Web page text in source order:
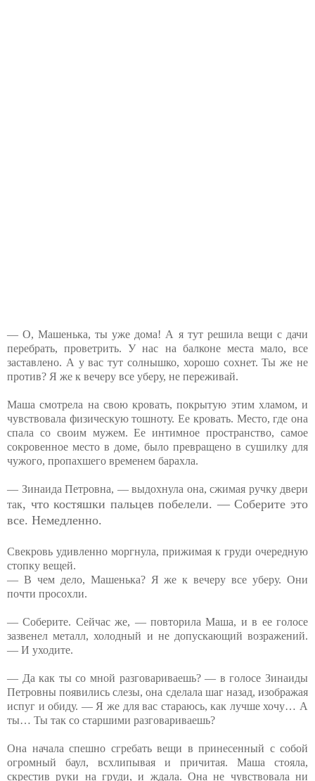
— О, Машенька, ты уже дома! А я тут решила вещи с дачи
перебрать, проветрить. У нас на балконе места мало, все
заставлено. А у вас тут солнышко, хорошо сохнет. Ты же не
против? Я же к вечеру все уберу, не переживай.
Маша смотрела на свою кровать, покрытую этим хламом, и
чувствовала физическую тошноту. Ее кровать. Место, где она
спала со своим мужем. Ее интимное пространство, самое
сокровенное место в доме, было превращено в сушилку для
чужого, пропахшего временем барахла.
— Зинаида Петровна, — выдохнула она, сжимая ручку двери
так, что костяшки пальцев побелели. — Соберите это
все. Немедленно.
Свекровь удивленно моргнула, прижимая к груди очередную
стопку вещей.
— В чем дело, Машенька? Я же к вечеру все уберу. Они
почти просохли.
— Соберите. Сейчас же, — повторила Маша, и в ее голосе
зазвенел металл, холодный и не допускающий возражений.
— И уходите.
— Да как ты со мной разговариваешь? — в голосе Зинаиды
Петровны появились слезы, она сделала шаг назад, изображая
испуг и обиду. — Я же для вас стараюсь, как лучше хочу… А
ты… Ты так со старшими разговариваешь?
Она начала спешно сгребать вещи в принесенный с собой
огромный баул, всхлипывая и причитая. Маша стояла,
скрестив руки на груди, и ждала. Она не чувствовала ни